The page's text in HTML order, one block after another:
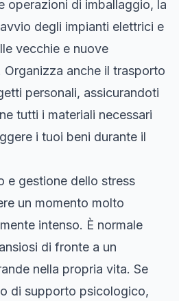
operazioni di imballaggio, la
degli impianti elettrici e
vecchie e nuove
anche il trasporto
personali, assicurandoti
tutti i materiali necessari
i tuoi beni durante il
e gestione dello stress
un momento molto
intenso. È normale
di fronte a un
nella propria vita. Se
di supporto psicologico,